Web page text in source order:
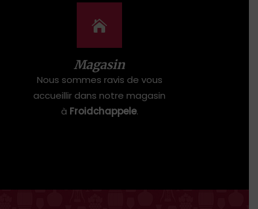
Magasin
Nous sommes ravis de vous
accueillir dans notre magasin
à Froidchappele.